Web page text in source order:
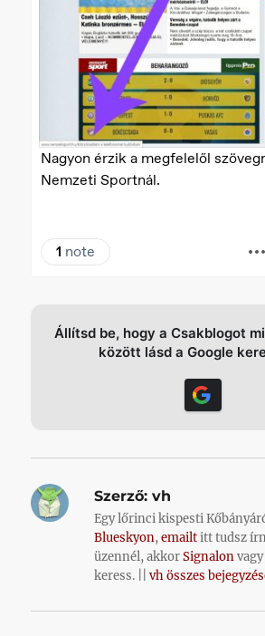
Állítsd be, hogy a Csakblogot
között lásd a Google
Szerző: vh
Egy lőrinci kispesti
Blueskyon,emailtitt tudsz
üzennél, akkorSignalon
keress. ||vh összes